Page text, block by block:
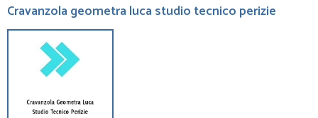
Cravanzola geometra luca studio tecnico perizie